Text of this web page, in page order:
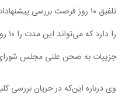
تلفیق ۱۰ روز فرصت بررسی
جزییات به صحن علنی مجلس
وی درباره این‌که در جریان بررسی